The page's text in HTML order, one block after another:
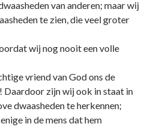
van anderen; maar wij
te zien, die veel groter
wij nog nooit een volle
vriend van God ons de
Daardoor zijn wij ook in staat in
dwaasheden te herkennen;
in de mens dat hem